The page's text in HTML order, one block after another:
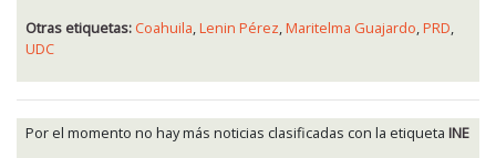
Otras etiquetas: Coahuila,Lenin Pérez,Maritelma Guajardo,PRD,
UDC
Por el momento no hay más noticias clasificadas con la etiqueta INE